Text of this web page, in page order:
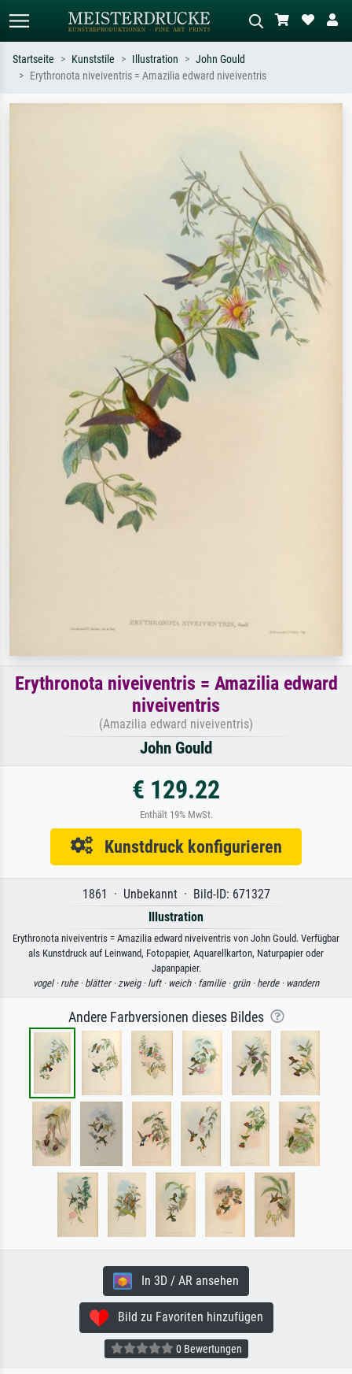
Baum.
Startseite Kunststile Illustration
John Gould
Erythronota niveiventris = Amazilia edward niveiventris
Erythronota niveiventris = Amazilia edward
niveiventris
(Amazilia edward niveiventris)
John Gould
€ 129.22
Enthält 19% MwSt.
Kunstdruck konfigurieren
1861 · Unbekannt · Bild-ID: 671327
Illustration
Erythronota niveiventris = Amazilia edward niveiventris von John Gould. Verfügbar
als Kunstdruck auf Leinwand, Fotopapier, Aquarellkarton, Naturpapier oder
Japanpapier.
vogel · ruhe · blätter · zweig · luft · weich · familie · grün · herde · wandern
Andere Farbversionen dieses Bildes
In 3D / AR ansehen
Bild zu Favoriten hinzufügen
0 Bewertungen